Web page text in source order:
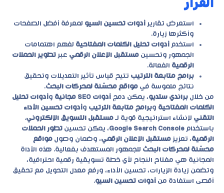
استعرض تقارير أدوات تحسين السيو لمعرفة أفضل الصفحات
وأكثرها زيارة.
استخدم أدوات تحليل الكلمات المفتاحية لفهم اهتمامات
الجمهور وتحسين مستقبل الإعلان الرقمي عبر تطوير الحملات
الرقمية الفعالة.
برامج متابعة الترتيب تتيح قياس تأثير التعديلات وتحقيق
نتائج ملموسة في مواقع محسّنة لمحركات البحث.
من خلال براندي ستديو، يمكن دمج أدوات SEO مجانية وأدوات تحليل
الكلمات المفتاحية وبرامج متابعة الترتيب وأدوات تحسين الأداء
التقني لإنشاء استراتيجية قوية لـ مستقبل التسويق الإلكتروني.
باستخدام Google Search Console، يمكن تحسين تطور الحملات
الرقمية، تعزيز مستقبل الإعلان الرقمي، وضمان وصول مواقع
محسّنة لمحركات البحث للجمهور المستهدف بفعالية. هذه الأداة
المجانية هي مفتاح النجاح لأي خطة تسويقية رقمية احترافية،
وتضمن زيادة الزيارات، تحسين الأداء، ورفع معدل التحويل مع تحقيق
أقصى استفادة من أدوات تحسين السيو.